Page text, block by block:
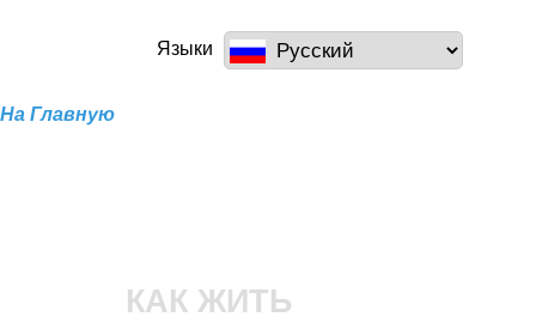
основному
содержанию
a100z.comЯзыки
На Главную
КАК ЖИТЬ